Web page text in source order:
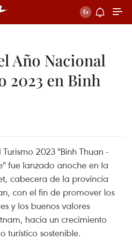
Año Nacional
2023 en Binh
2023 "Binh Thuan -
fue lanzado anoche en la
cabecera de la provincia
con el fin de promover los
y los buenos valores
hacia un crecimiento
turístico sostenible.